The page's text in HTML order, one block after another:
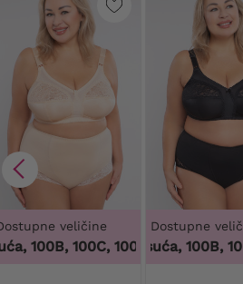
veličine
100B, 100C, 100D, 100DD, 100F,
Dostupne
100 tisuća, 100B,